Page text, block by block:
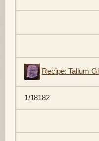
Recipe: Tallum
1/18182